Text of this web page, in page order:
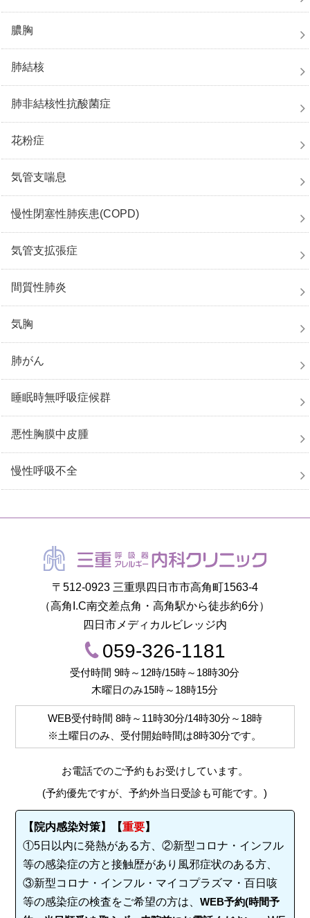
膿胸
肺結核
肺非結核性抗酸菌症
花粉症
気管支喘息
慢性閉塞性肺疾患(COPD)
気管支拡張症
間質性肺炎
気胸
肺がん
睡眠時無呼吸症候群
悪性胸膜中皮腫
慢性呼吸不全
〒512-0923 三重県四日市市高角町1563-4
（高角I.C南交差点角・高角駅から徒歩約6分）
四日市メディカルビレッジ内
059-326-1181
受付時間 9時～12時/15時～18時30分
木曜日のみ15時～18時15分
WEB受付時間 8時～11時30分/14時30分～18時
※土曜日のみ、受付開始時間は8時30分です。
お電話でのご予約もお受けしています。
(予約優先ですが、予約外当日受診も可能です。)
【院内感染対策】【重要】
①5日以内に発熱がある方、②新型コロナ・インフル
等の感染症の方と接触歴があり風邪症状のある方、
③新型コロナ・インフル・マイコプラズマ・百日咳
等の感染症の検査をご希望の方は、WEB予約(時間予